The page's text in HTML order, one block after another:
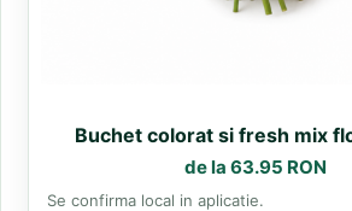
Buchet colorat si fresh mix
de la 63.95 RON
Se confirma local in aplicatie.